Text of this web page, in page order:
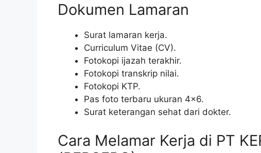
Dokumen Lamaran
Surat lamaran kerja.
Curriculum Vitae (CV).
Fotokopi ijazah terakhir.
Fotokopi transkrip nilai.
Fotokopi KTP.
Pas foto terbaru ukuran 4×6.
Surat keterangan sehat dari dokter.
Cara Melamar Kerja di PT